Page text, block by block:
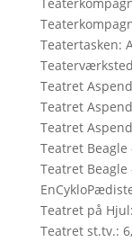
Teatertasken:
Teatret
Teatret
Teatret
Teatret Beagle
Teatret
Teatret på
Teatret st.tv.: